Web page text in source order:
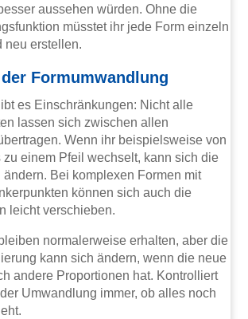
aussehen würden. Ohne die
müsstet ihr jede Form einzeln
neu erstellen.
Formumwandlung
es Einschränkungen: Nicht alle
lassen sich zwischen allen
Wenn ihr beispielsweise von
zu einem Pfeil wechselt, kann sich die
ändern. Bei komplexen Formen mit
können sich auch die
leicht verschieben.
normalerweise erhalten, aber die
kann sich ändern, wenn die neue
andere Proportionen hat. Kontrolliert
Umwandlung immer, ob alles noch